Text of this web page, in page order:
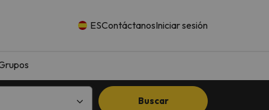
ESContáctanosIniciar sesión
Buscar